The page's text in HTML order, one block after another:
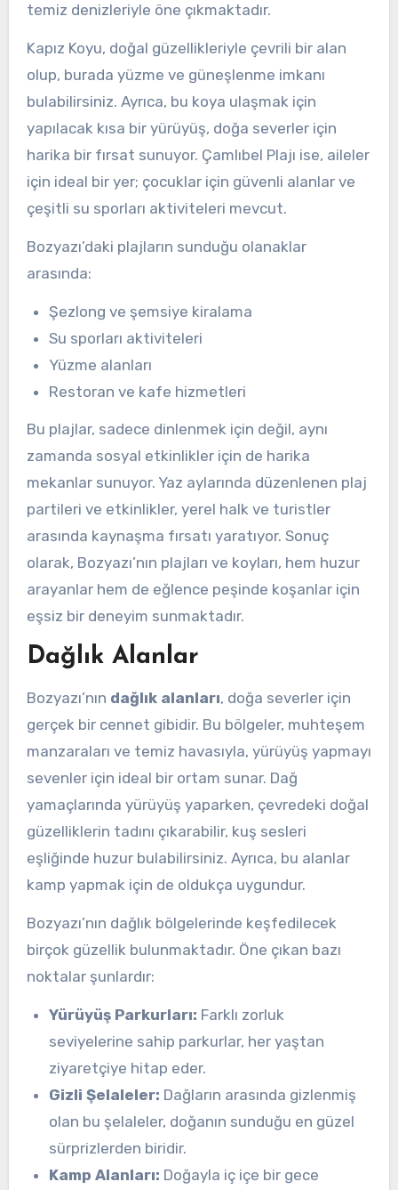
temiz denizleriyle öne çıkmaktadır.
Kapız Koyu, doğal güzellikleriyle çevrili bir alan
olup, burada yüzme ve güneşlenme imkanı
bulabilirsiniz. Ayrıca, bu koya ulaşmak için
yapılacak kısa bir yürüyüş, doğa severler için
harika bir fırsat sunuyor. Çamlıbel Plajı ise, aileler
için ideal bir yer; çocuklar için güvenli alanlar ve
çeşitli su sporları aktiviteleri mevcut.
Bozyazı’daki plajların sunduğu olanaklar
arasında:
Şezlong ve şemsiye kiralama
Su sporları aktiviteleri
Yüzme alanları
Restoran ve kafe hizmetleri
Bu plajlar, sadece dinlenmek için değil, aynı
zamanda sosyal etkinlikler için de harika
mekanlar sunuyor. Yaz aylarında düzenlenen plaj
partileri ve etkinlikler, yerel halk ve turistler
arasında kaynaşma fırsatı yaratıyor. Sonuç
olarak, Bozyazı’nın plajları ve koyları, hem huzur
arayanlar hem de eğlence peşinde koşanlar için
eşsiz bir deneyim sunmaktadır.
Dağlık Alanlar
Bozyazı’nın dağlık alanları, doğa severler için
gerçek bir cennet gibidir. Bu bölgeler, muhteşem
manzaraları ve temiz havasıyla, yürüyüş yapmayı
sevenler için ideal bir ortam sunar. Dağ
yamaçlarında yürüyüş yaparken, çevredeki doğal
güzelliklerin tadını çıkarabilir, kuş sesleri
eşliğinde huzur bulabilirsiniz. Ayrıca, bu alanlar
kamp yapmak için de oldukça uygundur.
Bozyazı’nın dağlık bölgelerinde keşfedilecek
birçok güzellik bulunmaktadır. Öne çıkan bazı
noktalar şunlardır:
Yürüyüş Parkurları: Farklı zorluk
seviyelerine sahip parkurlar, her yaştan
ziyaretçiye hitap eder.
Gizli Şelaleler: Dağların arasında gizlenmiş
olan bu şelaleler, doğanın sunduğu en güzel
sürprizlerden biridir.
Kamp Alanları: Doğayla iç içe bir gece